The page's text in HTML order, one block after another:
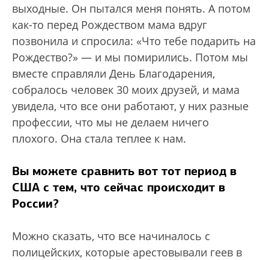
выходные. Он пытался меня понять. А потом
как-то перед Рождеством мама вдруг
позвонила и спросила: «Что тебе подарить на
Рождество?» — и мы помирились. Потом мы
вместе справляли День Благодарения,
собралось человек 30 моих друзей, и мама
увидела, что все они работают, у них разные
профессии, что мы не делаем ничего
плохого. Она стала теплее к нам.
Вы можете сравнить вот тот период в
США с тем, что сейчас происходит в
России?
Можно сказать, что все начиналось с
полицейских, которые арестовывали геев в